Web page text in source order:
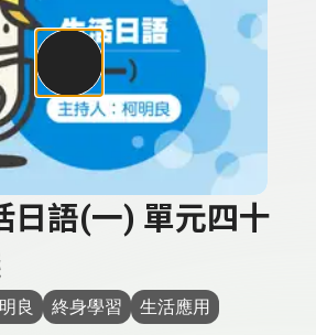
日語(一) 單元四十
良 終身學習
生活應用